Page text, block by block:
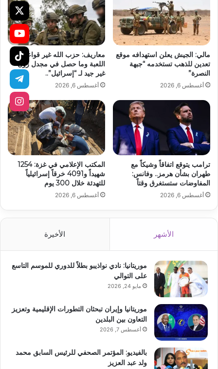
مالي: الجيش يعلن استهدافه موقع
تعدين للذهب تستخدمه “جبهة
النصرة”
أغسطس 6, 2026
معاريف: حزب الله غير قواعد
اللعبة وما حصل في مجدل زون
غير جيد لـ “إسرائيل”..
أغسطس 6, 2026
ترامب يتوقع اتفاقاً وشيكاً مع
طهران بشأن هرمز.. وفانس:
المفاوضات ستستغرق وقتاً
أغسطس 6, 2026
المكتب الإعلامي في غزة: 1254
شهيداً و4091 خرقاً إسرائيلياً
للتهدئة خلال 300 يوم
أغسطس 6, 2026
الأشهر الأخيرة
موريتانيا: نادي نواذيبو بطلاً للدوري للموسم التاسع
على التوالي
مايو 24, 2026
موريتانيا وإيران تبحثان التطورات الإقليمية وتعزيز
التعاون بين البلدين
أغسطس 7, 2026
بالفيديو: المؤتمر الصحفي للرئيس السابق محمد
ولد عبد العزيز